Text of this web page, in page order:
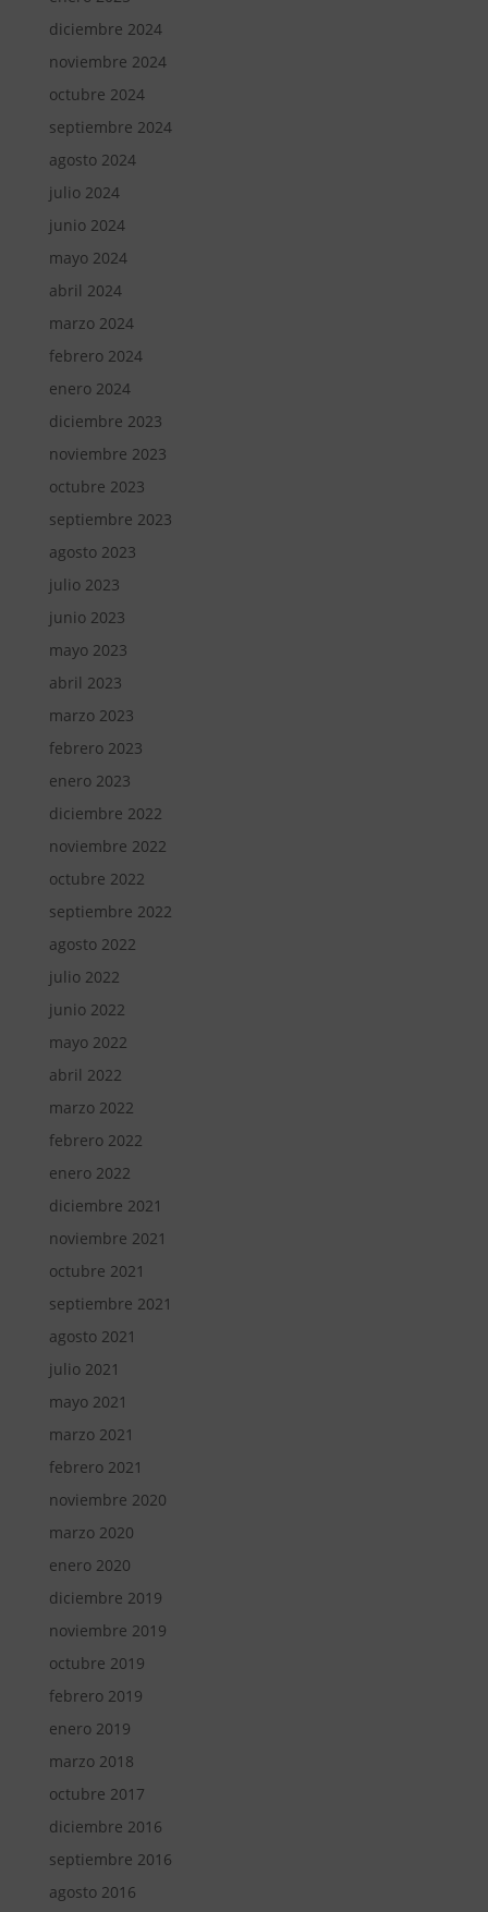
diciembre 2024
noviembre 2024
octubre 2024
septiembre 2024
agosto 2024
julio 2024
junio 2024
mayo 2024
abril 2024
marzo 2024
febrero 2024
enero 2024
diciembre 2023
noviembre 2023
octubre 2023
septiembre 2023
agosto 2023
julio 2023
junio 2023
mayo 2023
abril 2023
marzo 2023
febrero 2023
enero 2023
diciembre 2022
noviembre 2022
octubre 2022
septiembre 2022
agosto 2022
julio 2022
junio 2022
mayo 2022
abril 2022
marzo 2022
febrero 2022
enero 2022
diciembre 2021
noviembre 2021
octubre 2021
septiembre 2021
agosto 2021
julio 2021
mayo 2021
marzo 2021
febrero 2021
noviembre 2020
marzo 2020
enero 2020
diciembre 2019
noviembre 2019
octubre 2019
febrero 2019
enero 2019
marzo 2018
octubre 2017
diciembre 2016
septiembre 2016
agosto 2016